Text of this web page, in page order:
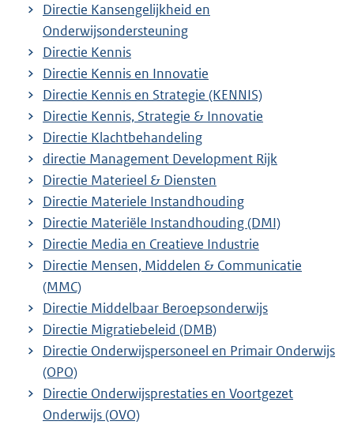
Directie Kansengelijkheid en
Onderwijsondersteuning
Directie Kennis
Directie Kennis en Innovatie
Directie Kennis en Strategie (KENNIS)
Directie Kennis, Strategie & Innovatie
Directie Klachtbehandeling
directie Management Development Rijk
Directie Materieel & Diensten
Directie Materiele Instandhouding
Directie Materiële Instandhouding (DMI)
Directie Media en Creatieve Industrie
Directie Mensen, Middelen & Communicatie
(MMC)
Directie Middelbaar Beroepsonderwijs
Directie Migratiebeleid (DMB)
Directie Onderwijspersoneel en Primair Onderwijs
(OPO)
Directie Onderwijsprestaties en Voortgezet
Onderwijs (OVO)